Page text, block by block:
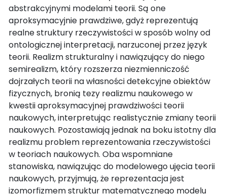
abstrakcyjnymi modelami teorii. Są one
aproksymacyjnie prawdziwe, gdyż reprezentują
realne struktury rzeczywistości w sposób wolny od
ontologicznej interpretacji, narzuconej przez język
teorii. Realizm strukturalny i nawiązujący do niego
semirealizm, który rozszerza niezmienniczość
dojrzałych teorii na własności detekcyjne obiektów
fizycznych, bronią tezy realizmu naukowego w
kwestii aproksymacyjnej prawdziwości teorii
naukowych, interpretując realistycznie zmiany teorii
naukowych. Pozostawiają jednak na boku istotny dla
realizmu problem reprezentowania rzeczywistości
w teoriach naukowych. Oba wspomniane
stanowiska, nawiązując do modelowego ujęcia teorii
naukowych, przyjmują, że reprezentacja jest
izomorfizmem struktur matematycznego modelu